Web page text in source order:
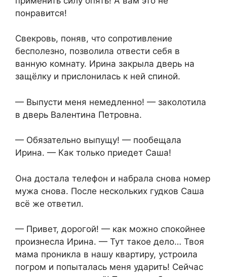
понравится!
Свекровь, поняв, что сопротивление
бесполезно, позволила отвести себя в
ванную комнату. Ирина закрыла дверь на
защёлку и прислонилась к ней спиной.
— Выпусти меня немедленно! — заколотила
в дверь Валентина Петровна.
— Обязательно выпущу! — пообещала
Ирина. — Как только приедет Саша!
Она достала телефон и набрала снова номер
мужа снова. После нескольких гудков Саша
всё же ответил.
— Привет, дорогой! — как можно спокойнее
произнесла Ирина. — Тут такое дело… Твоя
мама проникла в нашу квартиру, устроила
погром и попыталась меня ударить! Сейчас